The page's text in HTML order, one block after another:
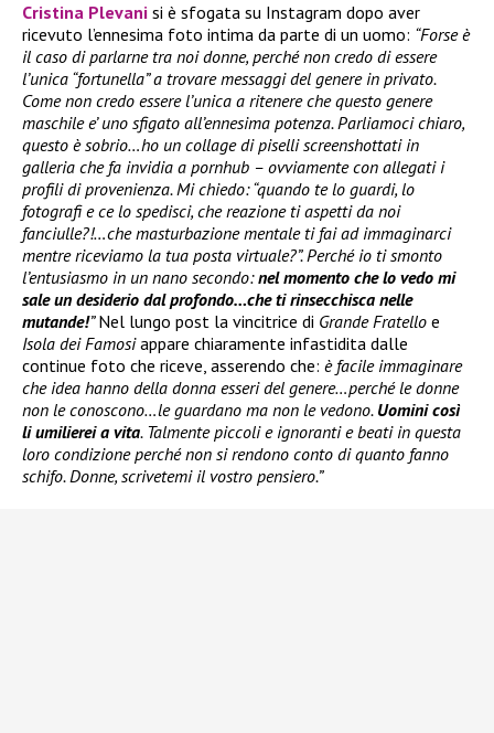
Cristina Plevani si è sfogata su Instagram dopo aver
ricevuto l’ennesima foto intima da parte di un uomo: “Forse è
il caso di parlarne tra noi donne, perché non credo di essere
l’unica “fortunella” a trovare messaggi del genere in privato.
Come non credo essere l’unica a ritenere che questo genere
maschile e’ uno sfigato all’ennesima potenza. Parliamoci chiaro,
questo è sobrio…ho un collage di piselli screenshottati in
galleria che fa invidia a pornhub – ovviamente con allegati i
profili di provenienza. Mi chiedo: “quando te lo guardi, lo
fotografi e ce lo spedisci, che reazione ti aspetti da noi
fanciulle?!…che masturbazione mentale ti fai ad immaginarci
mentre riceviamo la tua posta virtuale?”. Perché io ti smonto
l’entusiasmo in un nano secondo:nel momento che lo vedo mi
sale un desiderio dal profondo…che ti rinsecchisca nelle
mutande!”Nel lungo post la vincitrice di Grande Fratello e
Isola dei Famosiappare chiaramente infastidita dalle
continue foto che riceve, asserendo che: è facile immaginare
che idea hanno della donna esseri del genere…perché le donne
non le conoscono…le guardano ma non le vedono. Uomini così
li umilierei a vita. Talmente piccoli e ignoranti e beati in questa
loro condizione perché non si rendono conto di quanto fanno
schifo. Donne, scrivetemi il vostro pensiero.”